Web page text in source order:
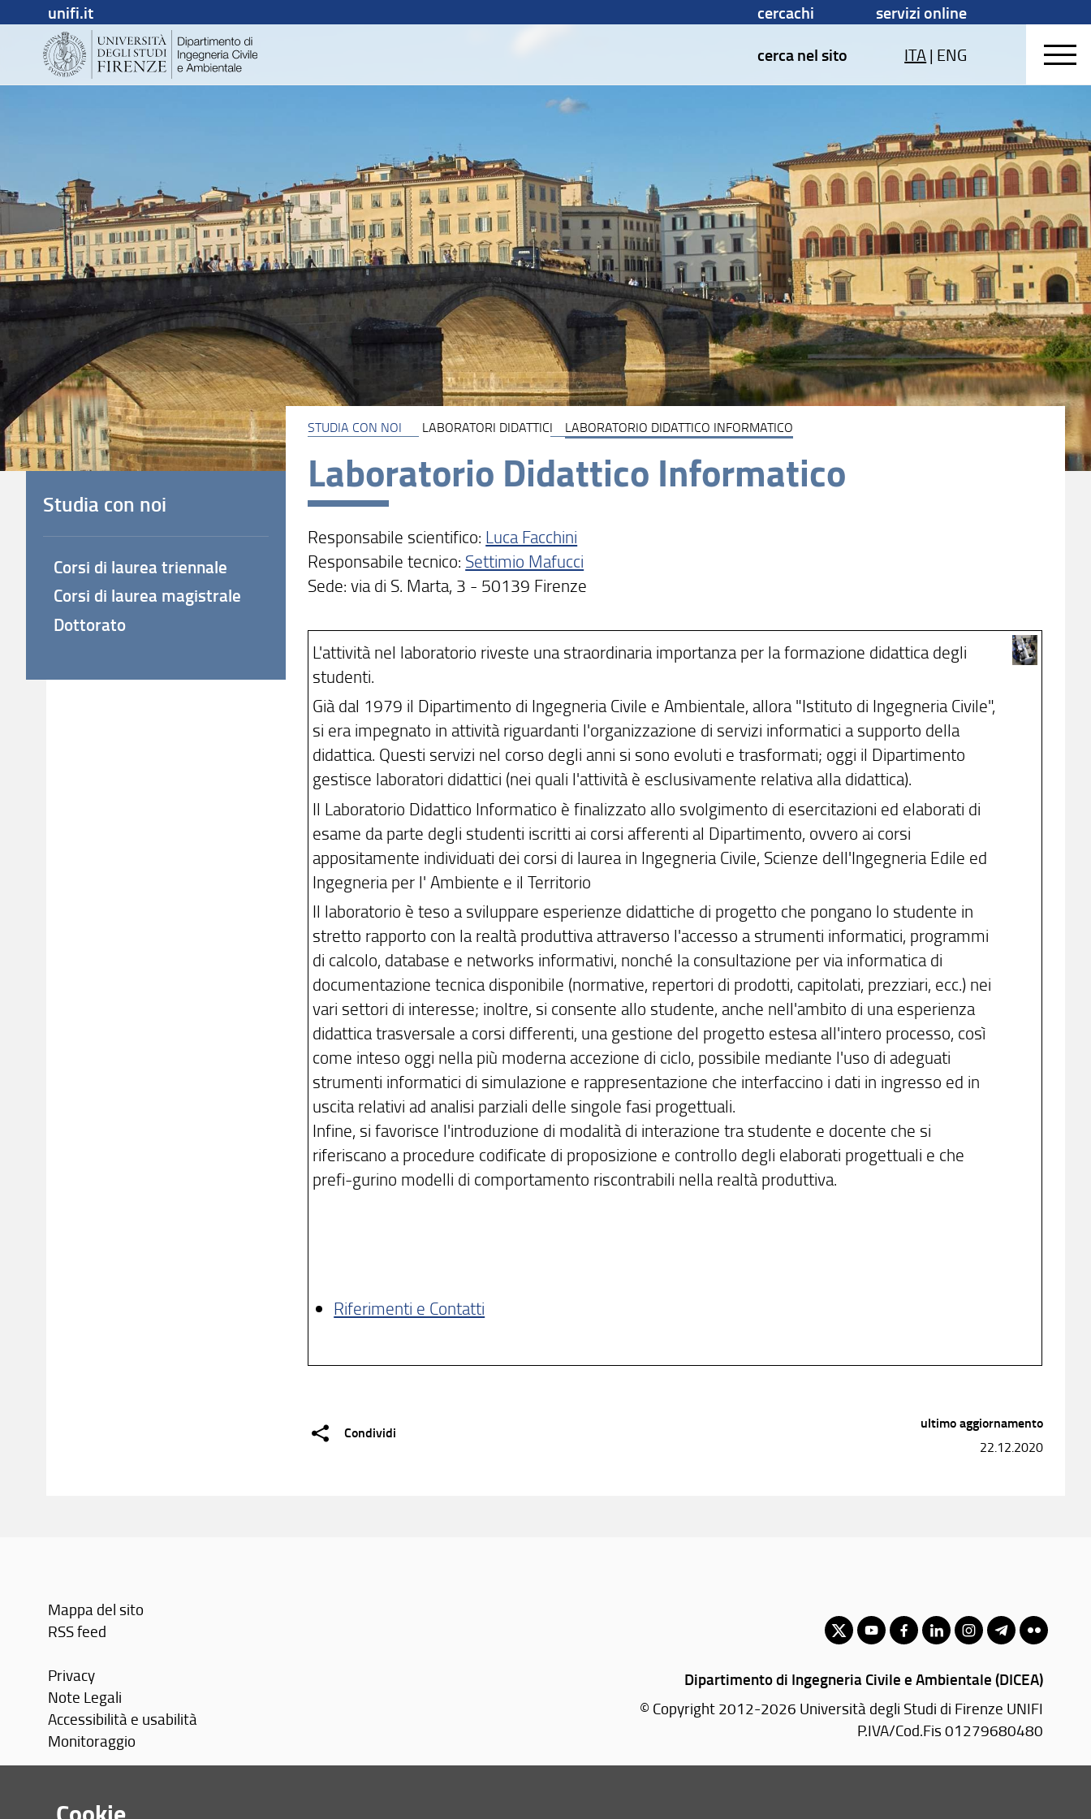
unifi.it cercachi
servizi online
cerca nel sito
ITA| ENG
STUDIA CON NOI LABORATORI DIDATTICI LABORATORIO DIDATTICO INFORMATICO
Laboratorio Didattico Informatico
Responsabile scientifico: Luca Facchini
Responsabile tecnico: Settimio Mafucci
Sede: via di S. Marta, 3 - 50139 Firenze
L'attività nel laboratorio riveste una straordinaria importanza per la formazione didattica degli
studenti.
Già dal 1979 il Dipartimento di Ingegneria Civile e Ambientale, allora "Istituto di Ingegneria Civile",
si era impegnato in attività riguardanti l'organizzazione di servizi informatici a supporto della
didattica. Questi servizi nel corso degli anni si sono evoluti e trasformati; oggi il Dipartimento
gestisce laboratori didattici (nei quali l'attività è esclusivamente relativa alla didattica).
Il Laboratorio Didattico Informatico è finalizzato allo svolgimento di esercitazioni ed elaborati di
esame da parte degli studenti iscritti ai corsi afferenti al Dipartimento, ovvero ai corsi
appositamente individuati dei corsi di laurea in Ingegneria Civile, Scienze dell'Ingegneria Edile ed
Ingegneria per l' Ambiente e il Territorio
Il laboratorio è teso a sviluppare esperienze didattiche di progetto che pongano lo studente in
stretto rapporto con la realtà produttiva attraverso l'accesso a strumenti informatici, programmi
di calcolo, database e networks informativi, nonché la consultazione per via informatica di
documentazione tecnica disponibile (normative, repertori di prodotti, capitolati, prezziari, ecc.) nei
vari settori di interesse; inoltre, si consente allo studente, anche nell'ambito di una esperienza
didattica trasversale a corsi differenti, una gestione del progetto estesa all'intero processo, così
come inteso oggi nella più moderna accezione di ciclo, possibile mediante l'uso di adeguati
strumenti informatici di simulazione e rappresentazione che interfaccino i dati in ingresso ed in
uscita relativi ad analisi parziali delle singole fasi progettuali.
Infine, si favorisce l'introduzione di modalità di interazione tra studente e docente che si
riferiscano a procedure codificate di proposizione e controllo degli elaborati progettuali e che
prefi-gurino modelli di comportamento riscontrabili nella realtà produttiva.
Riferimenti e Contatti
Condividi
Studia con noi
Corsi di laurea triennale
Corsi di laurea magistrale
Dottorato
ultimo aggiornamento
22.12.2020
Mappa del sito
RSS feed
Privacy
Note Legali
Accessibilità e usabilità
Monitoraggio
Dipartimento di Ingegneria Civile e Ambientale (DICEA)
© Copyright 2012-2026 Università degli Studi di Firenze UNIFI
P.IVA/Cod.Fis 01279680480